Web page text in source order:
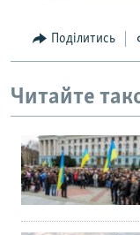
Поділитись
Читайте